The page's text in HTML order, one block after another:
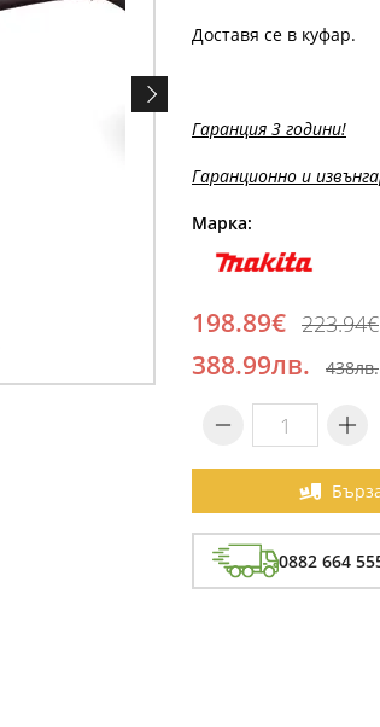
Доставя се в куфар.
Гаранция 3 години!
Гаранционно и
Марка:
198.89€ 223.94€
388.99лв. 438лв.
0882 664